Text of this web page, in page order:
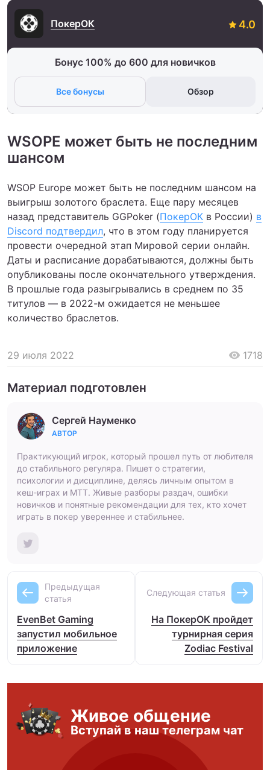
ПокерОК
Бонус 100% до 600 для новичков
Все бонусы Обзор
WSOPE может быть не последним
шансом
WSOP Europe может быть не последним шансом на
выигрыш золотого браслета. Еще пару месяцев
назад представитель GGPoker (ПокерОК в России) в
Discord подтвердил, что в этом году планируется
провести очередной этап Мировой серии онлайн.
Даты и расписание дорабатываются, должны быть
опубликованы после окончательного утверждения.
В прошлые года разыгрывались в среднем по 35
титулов — в 2022-м ожидается не меньшее
количество браслетов.
29 июля 2022 1718
Материал подготовлен
Сергей Науменко
АВТОР
Практикующий игрок, который прошел путь от любителя
до стабильного регуляра. Пишет о стратегии,
психологии и дисциплине, делясь личным опытом в
кеш-играх и МТТ. Живые разборы раздач, ошибки
новичков и понятные рекомендации для тех, кто хочет
играть в покер увереннее и стабильнее.
Предыдущая
статья
EvenBet Gaming
запустил мобильное
приложение
Следующая статья
На ПокерОК пройдет
турнирная серия
Zodiac Festival
Живое общение
Вступай в наш телеграм чат